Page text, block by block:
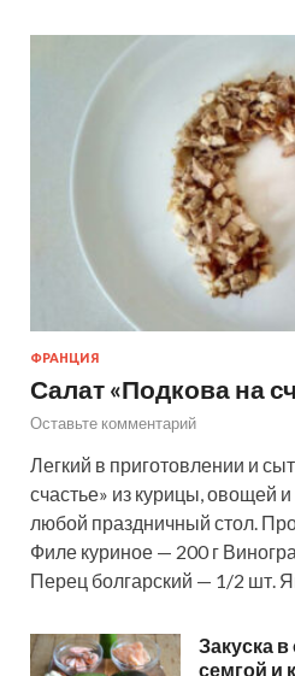
ФРАНЦИЯ
Салат «Подкова на
Оставьте комментарий
Легкий в приготовлении и
счастье» из курицы, овощей
любой праздничный стол.
Филе куриное — 200 г
Перец болгарский — 1/2 шт.
Закуска
семгой и